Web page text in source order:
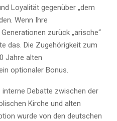
Loyalität gegenüber „dem
Wenn Ihre
zurück „arische“
das. Die Zugehörigkeit zum
Jahre alten
optionaler Bonus.
Debatte zwischen der
Kirche und alten
wurde von den deutschen